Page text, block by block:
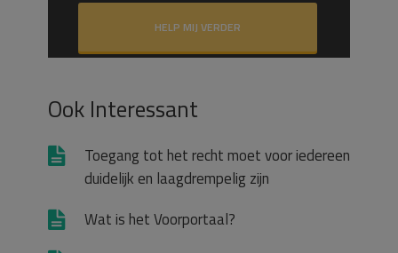
HELP MIJ VERDER
Ook Interessant
Toegang tot het recht moet voor iedereen
duidelijk en laagdrempelig zijn
Wat is het Voorportaal?